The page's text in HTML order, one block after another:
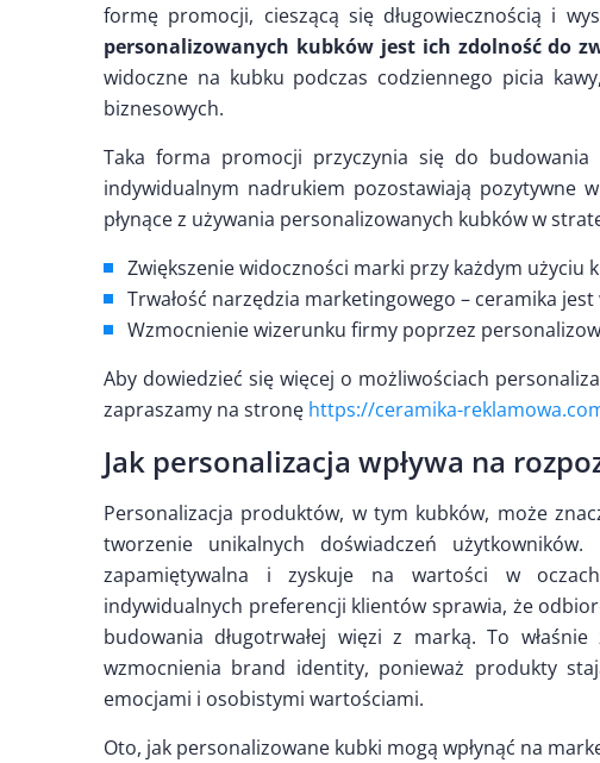
formę promocji, cieszącą się długowiecznością i
personalizowanych kubków jest ich zdolność do
widoczne na kubku podczas codziennego picia
biznesowych.
Taka forma promocji przyczynia się do
indywidualnym nadrukiem pozostawiają pozytywne
płynące z używania personalizowanych kubków w
Zwiększenie widoczności marki przy każdym użyciu
Trwałość narzędzia marketingowego – ceramika
Wzmocnienie wizerunku firmy poprzez
Aby dowiedzieć się więcej o możliwościach
zapraszamy na stronę https://ceramika-
Jak personalizacja wpływa na
Personalizacja produktów, w tym kubków, może
tworzenie unikalnych doświadczeń
zapamiętywalna i zyskuje na wartości w
indywidualnych preferencji klientów sprawia, że
budowania długotrwałej więzi z marką. To
wzmocnienia brand identity, ponieważ produkty
emocjami i osobistymi wartościami.
Oto, jak personalizowane kubki mogą wpłynąć na